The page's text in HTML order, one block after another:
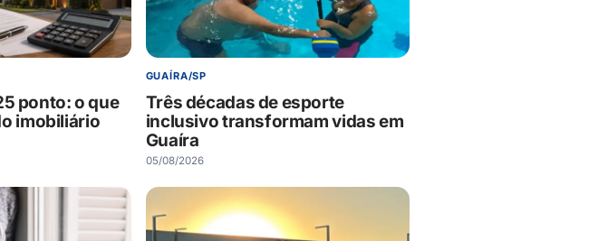
ponto: o que
imobiliário
GUAÍRA/SP
Três décadas de esporte
inclusivo transformam vidas em
Guaíra
05/08/2026